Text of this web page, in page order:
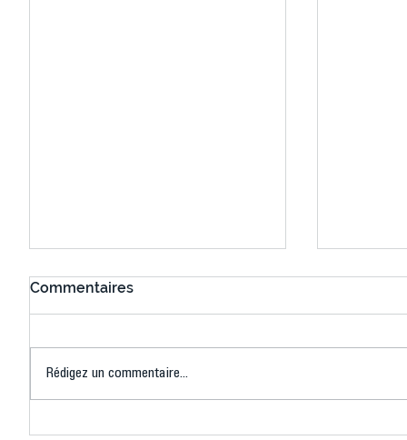
Commentaires
Rédigez un commentaire...